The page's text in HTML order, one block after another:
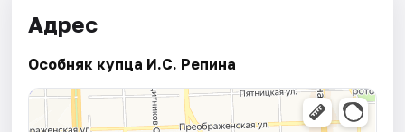
Адрес
Особняк купца И.С. Репина